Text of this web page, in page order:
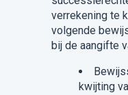
verrekening te
volgende
bij de aangifte
kwijting